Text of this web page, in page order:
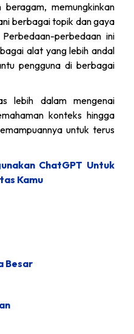
memungkinkan
berbagai topik dan gaya
perbedaan ini
alat yang lebih andal
pengguna di berbagai
lebih dalam mengenai
konteks hingga
untuk terus
ChatGPT Untuk
Kamu
Besar